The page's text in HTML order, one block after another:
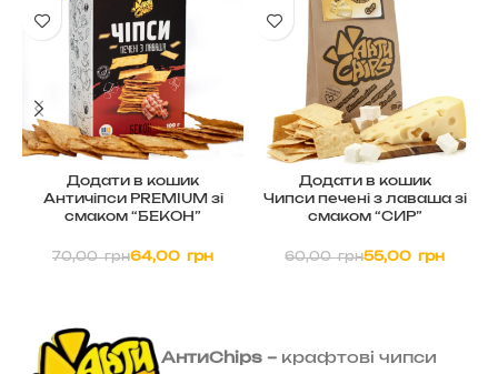
Додати в кошик
Античіпси PREMIUM зі
смаком “БЕКОН”
70,00грн64,00 грн
Додати в кошик
Чипси печені з лаваша зі
смаком “СИР”
60,00грн55,00 грн
АнтиChips – крафтові чипси